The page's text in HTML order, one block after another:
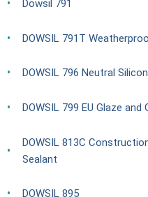
Dowsil 791
DOWSIL 791T
DOWSIL 796 Neutral
DOWSIL 799 EU Glaze and
DOWSIL 813C
Sealant
DOWSIL 895